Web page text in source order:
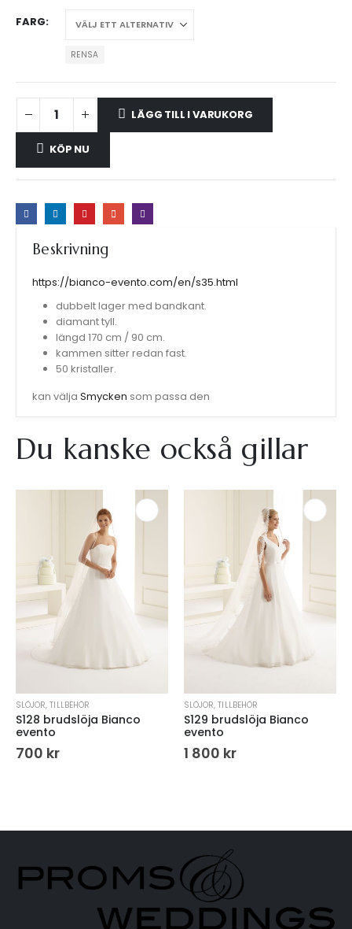
FARG
RENSA
LÄGG TILL I VARUKORG
KÖP NU
Beskrivning
https://bianco-evento.com/en/s35.html
dubbelt lager med bandkant.
diamant tyll.
längd 170 cm / 90 cm.
kammen sitter redan fast.
50 kristaller.
kan välja Smycken som passa den
Du kanske också gillar
SLÖJOR,TILLBEHÖR
S128 brudslöja Bianco
evento
700 kr
SLÖJOR,TILLBEHÖR
S129 brudslöja Bianco
evento
1 800 kr